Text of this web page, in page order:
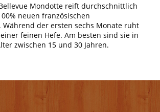
Mondotte reift durchschnittlich
neuen französischen
Während der ersten sechs Monate ruht
feinen Hefe. Am besten sind sie in
zwischen 15 und 30 Jahren.